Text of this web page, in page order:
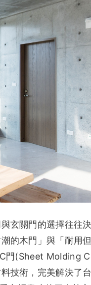
清潔消毒 冷氣清洗
家居設備
長照設備
局部裝修
生活金融 產物保險
玄關門的選擇往往
的木門」與「耐用
門(Sheet Molding
技術，完美解決了